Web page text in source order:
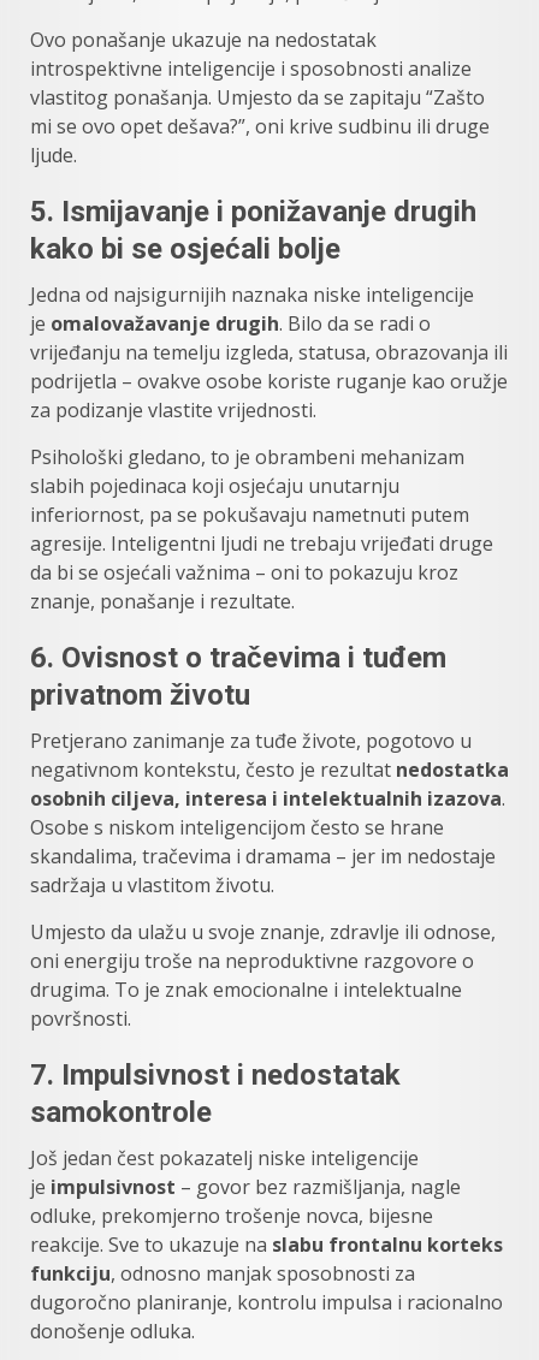
Ovo ponašanje ukazuje na nedostatak
introspektivne inteligencije i sposobnosti analize
vlastitog ponašanja. Umjesto da se zapitaju “Zašto
mi se ovo opet dešava?”, oni krive sudbinu ili druge
ljude.
5. Ismijavanje i ponižavanje drugih
kako bi se osjećali bolje
Jedna od najsigurnijih naznaka niske inteligencije
je omalovažavanje drugih. Bilo da se radi o
vrijeđanju na temelju izgleda, statusa, obrazovanja ili
podrijetla – ovakve osobe koriste ruganje kao oružje
za podizanje vlastite vrijednosti.
Psihološki gledano, to je obrambeni mehanizam
slabih pojedinaca koji osjećaju unutarnju
inferiornost, pa se pokušavaju nametnuti putem
agresije. Inteligentni ljudi ne trebaju vrijeđati druge
da bi se osjećali važnima – oni to pokazuju kroz
znanje, ponašanje i rezultate.
6. Ovisnost o tračevima i tuđem
privatnom životu
Pretjerano zanimanje za tuđe živote, pogotovo u
negativnom kontekstu, često je rezultat nedostatka
osobnih ciljeva, interesa i intelektualnih izazova.
Osobe s niskom inteligencijom često se hrane
skandalima, tračevima i dramama – jer im nedostaje
sadržaja u vlastitom životu.
Umjesto da ulažu u svoje znanje, zdravlje ili odnose,
oni energiju troše na neproduktivne razgovore o
drugima. To je znak emocionalne i intelektualne
površnosti.
7. Impulsivnost i nedostatak
samokontrole
Još jedan čest pokazatelj niske inteligencije
je impulsivnost – govor bez razmišljanja, nagle
odluke, prekomjerno trošenje novca, bijesne
reakcije. Sve to ukazuje na slabu frontalnu korteks
funkciju, odnosno manjak sposobnosti za
dugoročno planiranje, kontrolu impulsa i racionalno
donošenje odluka.